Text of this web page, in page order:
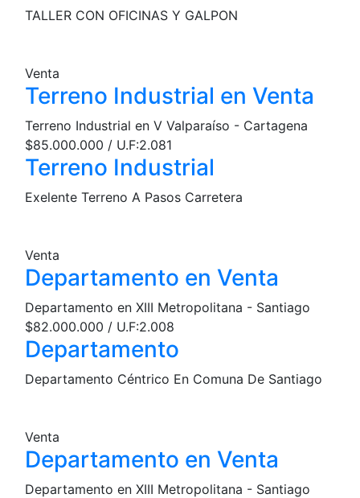
TALLER CON OFICINAS Y GALPON
Venta
Terreno Industrial en Venta
Terreno Industrial en V Valparaíso - Cartagena
$85.000.000 / U.F:2.081
Terreno Industrial
Exelente Terreno A Pasos Carretera
Venta
Departamento en Venta
Departamento en XIII Metropolitana - Santiago
$82.000.000 / U.F:2.008
Departamento
Departamento Céntrico En Comuna De Santiago
Venta
Departamento en Venta
Departamento en XIII Metropolitana - Santiago